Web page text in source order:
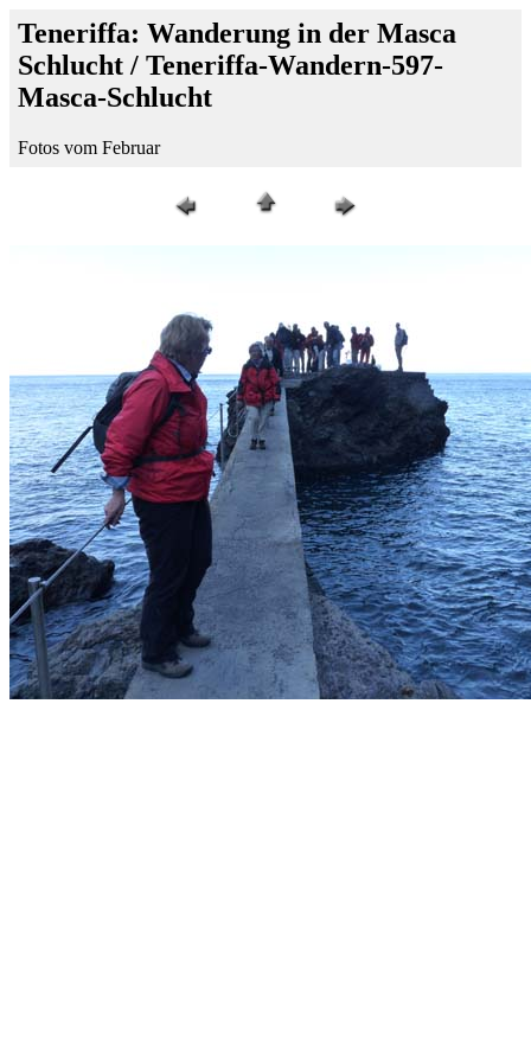
Teneriffa: Wanderung in der Masca
Schlucht / Teneriffa-Wandern-597-
Masca-Schlucht
Fotos vom Februar